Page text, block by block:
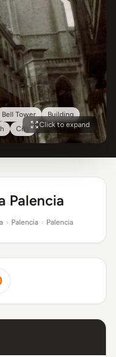
Bell Tower
Building
City Click to expand
Palencia
› Palencia › Palencia